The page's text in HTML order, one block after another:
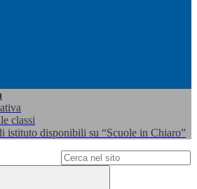
classi
istituto disponibili su “Scuole in Chiaro”